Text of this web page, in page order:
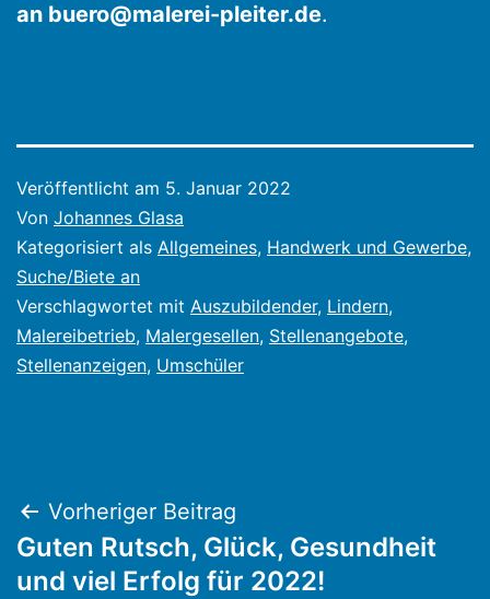
an buero@malerei-pleiter.de.
Veröffentlicht am 5. Januar 2022
Von Johannes Glasa
Kategorisiert als Allgemeines, Handwerk und Gewerbe,
Suche/Biete an
Verschlagwortet mit Auszubildender, Lindern,
Malereibetrieb, Malergesellen, Stellenangebote,
Stellenanzeigen, Umschüler
Beitragsnavigation
Vorheriger Beitrag
Guten Rutsch, Glück, Gesundheit
und viel Erfolg für 2022!